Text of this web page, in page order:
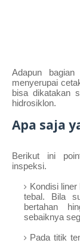
Adapun
menyerupai
bisa dikatakan
hidrosiklon.
Apa saja
Berikut ini
inspeksi.
Kondisi
tebal. Bila
bertahan
sebaiknya
Pada titik